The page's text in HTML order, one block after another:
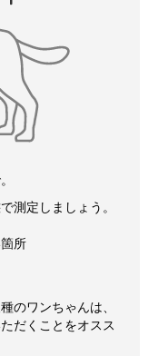
測定しましょう。
所
のワンちゃんは、
だくことをオスス